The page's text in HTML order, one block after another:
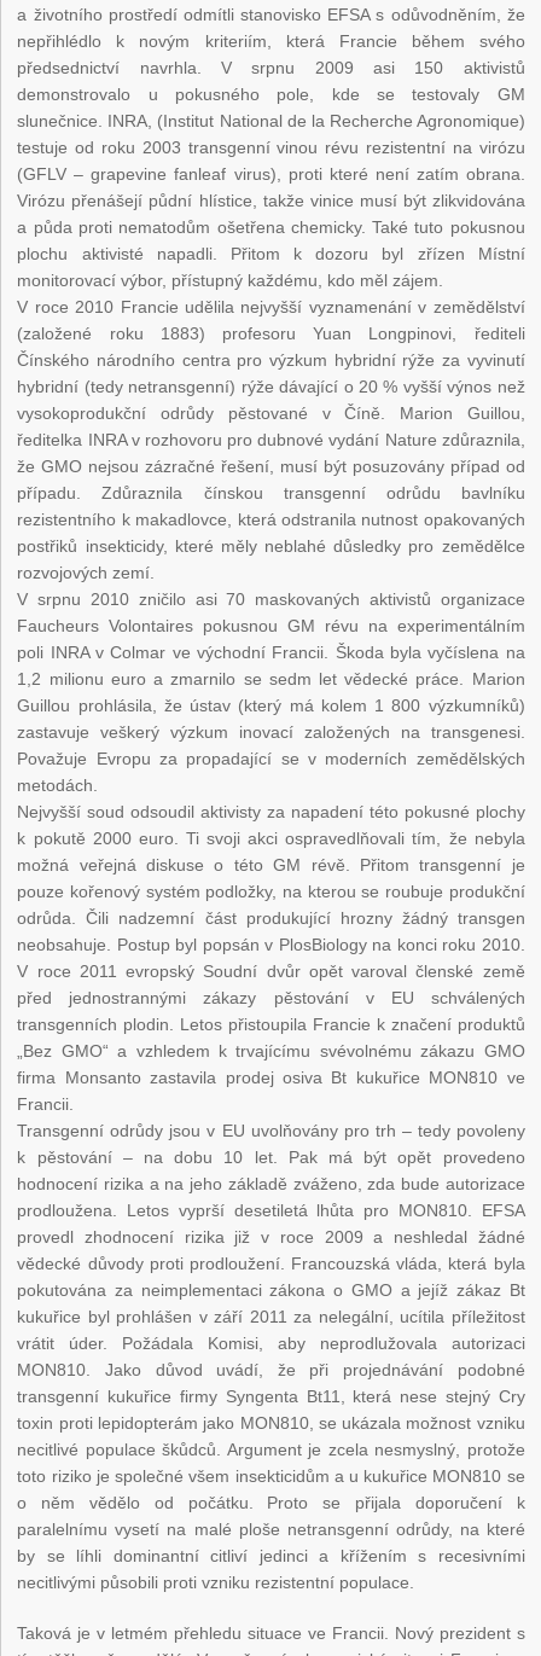
a životního prostředí odmítli stanovisko EFSA s odůvodněním, že
nepřihlédlo k novým kriteriím, která Francie během svého
předsednictví navrhla. V srpnu 2009 asi 150 aktivistů
demonstrovalo u pokusného pole, kde se testovaly GM
slunečnice. INRA, (Institut National de la Recherche Agronomique)
testuje od roku 2003 transgenní vinou révu rezistentní na virózu
(GFLV – grapevine fanleaf virus), proti které není zatím obrana.
Virózu přenášejí půdní hlístice, takže vinice musí být zlikvidována
a půda proti nematodům ošetřena chemicky. Také tuto pokusnou
plochu aktivisté napadli. Přitom k dozoru byl zřízen Místní
monitorovací výbor, přístupný každému, kdo měl zájem.
V roce 2010 Francie udělila nejvyšší vyznamenání v zemědělství
(založené roku 1883) profesoru Yuan Longpinovi, řediteli
Čínského národního centra pro výzkum hybridní rýže za vyvinutí
hybridní (tedy netransgenní) rýže dávající o 20 % vyšší výnos než
vysokoprodukční odrůdy pěstované v Číně. Marion Guillou,
ředitelka INRA v rozhovoru pro dubnové vydání Nature zdůraznila,
že GMO nejsou zázračné řešení, musí být posuzovány případ od
případu. Zdůraznila čínskou transgenní odrůdu bavlníku
rezistentního k makadlovce, která odstranila nutnost opakovaných
postřiků insekticidy, které měly neblahé důsledky pro zemědělce
rozvojových zemí.
V srpnu 2010 zničilo asi 70 maskovaných aktivistů organizace
Faucheurs Volontaires pokusnou GM révu na experimentálním
poli INRA v Colmar ve východní Francii. Škoda byla vyčíslena na
1,2 milionu euro a zmarnilo se sedm let vědecké práce. Marion
Guillou prohlásila, že ústav (který má kolem 1 800 výzkumníků)
zastavuje veškerý výzkum inovací založených na transgenesi.
Považuje Evropu za propadající se v moderních zemědělských
metodách.
Nejvyšší soud odsoudil aktivisty za napadení této pokusné plochy
k pokutě 2000 euro. Ti svoji akci ospravedlňovali tím, že nebyla
možná veřejná diskuse o této GM révě. Přitom transgenní je
pouze kořenový systém podložky, na kterou se roubuje produkční
odrůda. Čili nadzemní část produkující hrozny žádný transgen
neobsahuje. Postup byl popsán v PlosBiology na konci roku 2010.
V roce 2011 evropský Soudní dvůr opět varoval členské země
před jednostrannými zákazy pěstování v EU schválených
transgenních plodin. Letos přistoupila Francie k značení produktů
„Bez GMO“ a vzhledem k trvajícímu svévolnému zákazu GMO
firma Monsanto zastavila prodej osiva Bt kukuřice MON810 ve
Francii.
Transgenní odrůdy jsou v EU uvolňovány pro trh – tedy povoleny
k pěstování – na dobu 10 let. Pak má být opět provedeno
hodnocení rizika a na jeho základě zváženo, zda bude autorizace
prodloužena. Letos vyprší desetiletá lhůta pro MON810. EFSA
provedl zhodnocení rizika již v roce 2009 a neshledal žádné
vědecké důvody proti prodloužení. Francouzská vláda, která byla
pokutována za neimplementaci zákona o GMO a jejíž zákaz Bt
kukuřice byl prohlášen v září 2011 za nelegální, ucítila příležitost
vrátit úder. Požádala Komisi, aby neprodlužovala autorizaci
MON810. Jako důvod uvádí, že při projednávání podobné
transgenní kukuřice firmy Syngenta Bt11, která nese stejný Cry
toxin proti lepidopterám jako MON810, se ukázala možnost vzniku
necitlivé populace škůdců. Argument je zcela nesmyslný, protože
toto riziko je společné všem insekticidům a u kukuřice MON810 se
o něm vědělo od počátku. Proto se přijala doporučení k
paralelnímu vysetí na malé ploše netransgenní odrůdy, na které
by se líhli dominantní citliví jedinci a křížením s recesivními
necitlivými působili proti vzniku rezistentní populace.
Taková je v letmém přehledu situace ve Francii. Nový prezident s